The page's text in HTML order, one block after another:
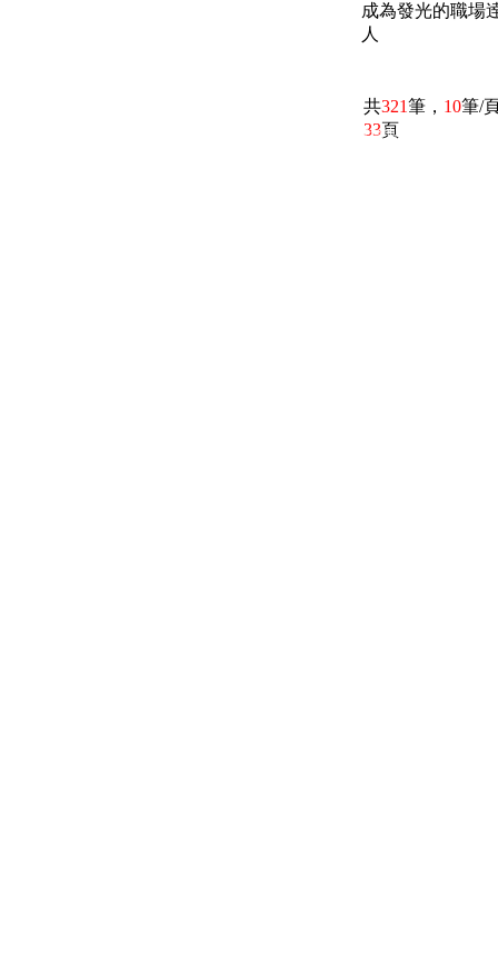
成為發光的職場
人
共321筆， 10筆/
33頁
佳音電台地址：